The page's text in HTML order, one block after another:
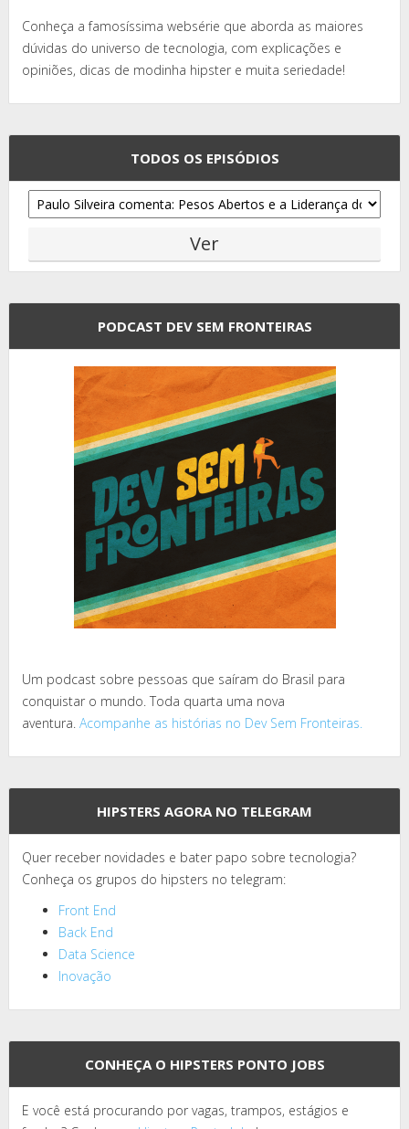
Conheça a famosíssima websérie que aborda as maiores
dúvidas do universo de tecnologia, com explicações e
opiniões, dicas de modinha hipster e muita seriedade!
TODOS OS EPISÓDIOS
PODCAST DEV SEM FRONTEIRAS
Um podcast sobre pessoas que saíram do Brasil para
conquistar o mundo. Toda quarta uma nova
aventura. Acompanhe as histórias no Dev Sem Fronteiras.
HIPSTERS AGORA NO TELEGRAM
Quer receber novidades e bater papo sobre tecnologia?
Conheça os grupos do hipsters no telegram:
Front End
Back End
Data Science
Inovação
CONHEÇA O HIPSTERS PONTO JOBS
E você está procurando por vagas, trampos, estágios e